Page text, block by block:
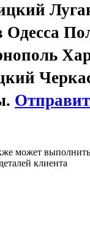
может
клиента